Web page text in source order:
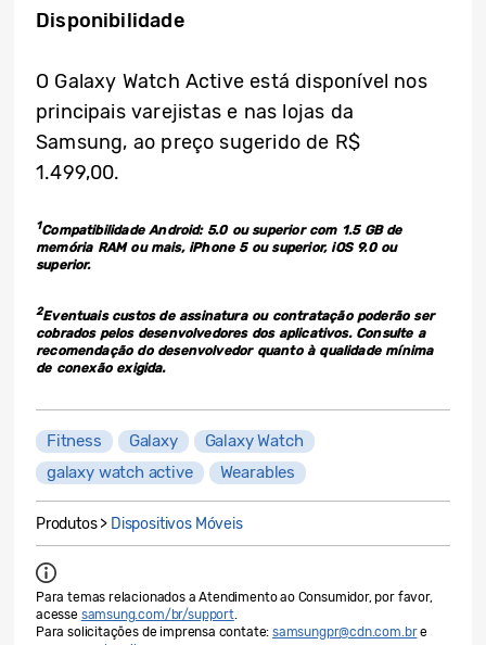
Disponibilidade
O Galaxy Watch Active está disponível nos
principais varejistas e nas lojas da
Samsung, ao preço sugerido de R$
1.499,00.
1Compatibilidade Android: 5.0 ou superior com 1.5 GB de
memória RAM ou mais, iPhone 5 ou superior, iOS 9.0 ou
superior.
2Eventuais custos de assinatura ou contratação poderão ser
cobrados pelos desenvolvedores dos aplicativos. Consulte a
recomendação do desenvolvedor quanto à qualidade mínima
de conexão exigida.
Fitness Galaxy
Galaxy Watch
galaxy watch active
Wearables
Produtos > Dispositivos Móveis
Para temas relacionados a Atendimento ao Consumidor, por favor,
acesse samsung.com/br/support.
Para solicitações de imprensa contate: samsungpr@cdn.com.bre